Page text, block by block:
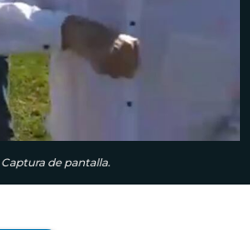
de pantalla.